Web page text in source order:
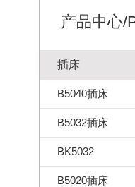
产品中心/
插床
B5040插床
B5032插床
BK5032
B5020插床